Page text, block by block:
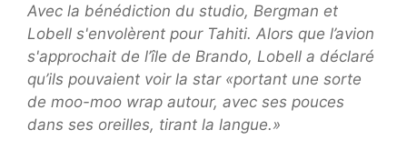
Avec la bénédiction du studio, Bergman et
Lobell s'envolèrent pour Tahiti. Alors que l’avion
s'approchait de l’île de Brando, Lobell a déclaré
qu’ils pouvaient voir la star «portant une sorte
de moo-moo wrap autour, avec ses pouces
dans ses oreilles, tirant la langue.»